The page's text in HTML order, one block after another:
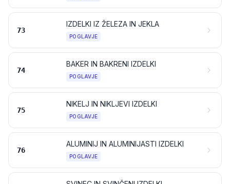
73
IZDELKI IZ ŽELEZA IN JEKLA
POGLAVJE
74
BAKER IN BAKRENI IZDELKI
POGLAVJE
75
NIKELJ IN NIKLJEVI IZDELKI
POGLAVJE
76
ALUMINIJ IN ALUMINIJASTI IZDELKI
POGLAVJE